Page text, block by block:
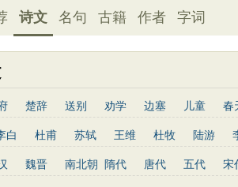
诗文 名句 古籍 作者 字词
楚辞 送别 劝学 边塞 儿童 春
爱情 田园 民歌 民谣 山水 怀
白 杜甫 苏轼 王维 杜牧 陆游
张籍 孟郊 皎然 许浑 罗隐 贯
魏晋 南北朝 隋代 唐代 五代 宋